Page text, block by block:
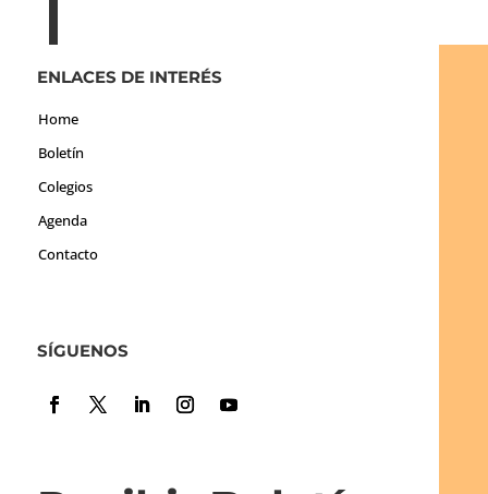
ENLACES DE INTERÉS
Home
Boletín
Colegios
Agenda
Contacto
SÍGUENOS